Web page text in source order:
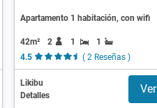
Apartamento 1 habitación, con wifi
42m² 2 1
1
4.5
( 2 Reseñas )
Likibu
Detalles